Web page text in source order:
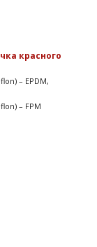
красного
– EPDM,
– FPM